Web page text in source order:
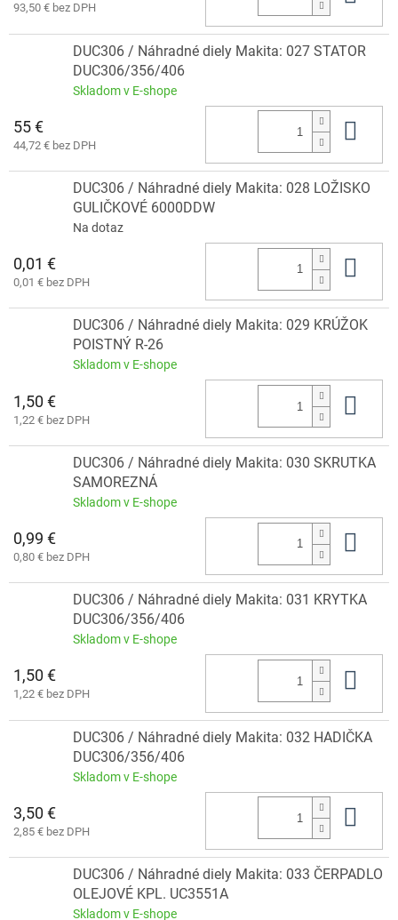
93,50 € bez DPH
DUC306 / Náhradné diely Makita: 027 STATOR
DUC306/356/406
Skladom v E-shope
55 €
44,72 € bez DPH
DUC306 / Náhradné diely Makita: 028 LOŽISKO
GULIČKOVÉ 6000DDW
Na dotaz
0,01 €
0,01 € bez DPH
DUC306 / Náhradné diely Makita: 029 KRÚŽOK
POISTNÝ R-26
Skladom v E-shope
1,50 €
1,22 € bez DPH
DUC306 / Náhradné diely Makita: 030 SKRUTKA
SAMOREZNÁ
Skladom v E-shope
0,99 €
0,80 € bez DPH
DUC306 / Náhradné diely Makita: 031 KRYTKA
DUC306/356/406
Skladom v E-shope
1,50 €
1,22 € bez DPH
DUC306 / Náhradné diely Makita: 032 HADIČKA
DUC306/356/406
Skladom v E-shope
3,50 €
2,85 € bez DPH
DUC306 / Náhradné diely Makita: 033 ČERPADLO
OLEJOVÉ KPL. UC3551A
Skladom v E-shope